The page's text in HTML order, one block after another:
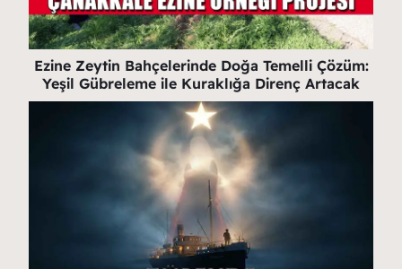
Ezine Zeytin Bahçelerinde Doğa Temelli Çözüm:
Yeşil Gübreleme ile Kuraklığa Direnç Artacak